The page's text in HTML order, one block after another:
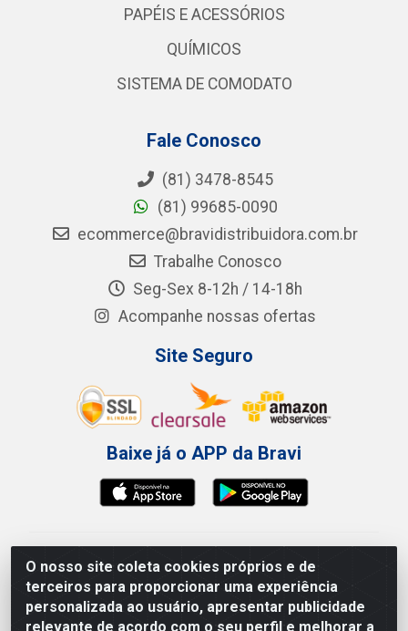
O nosso site coleta cookies próprios e de
terceiros para proporcionar uma experiência
personalizada ao usuário, apresentar publicidade
relevante de acordo com o seu perfil e melhorar a
PAPÉIS E ACESSÓRIOS
QUÍMICOS
SISTEMA DE COMODATO
Fale Conosco
(81) 3478-8545
(81) 99685-0090
ecommerce@bravidistribuidora.com.br
Trabalhe Conosco
Seg-Sex 8-12h / 14-18h
Acompanhe nossas ofertas
Site Seguro
Baixe já o APP da Bravi
Bravi Consumíveis de Higiene e Descartáveis EIRELI -
CNPJ 19.457.137/0001-06
Av. Sul Gov. Cid Sampaio, 3125 - Galpão 000A -
Imbiribeira - Recife/PE - CEP 51.150-010